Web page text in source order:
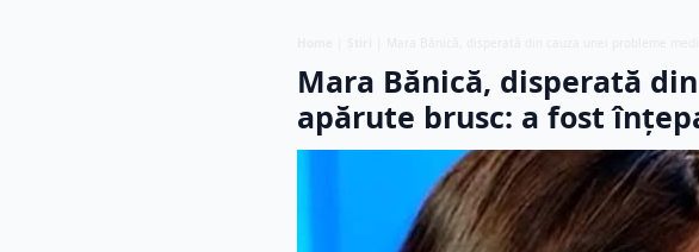
Mara Bănică, disperată
apărute brusc: a fost